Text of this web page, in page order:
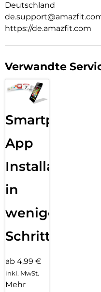
Deutschland
https://de.amazfit.com
Verwandte
Smartphone
App
Installation
in
wenigen
Schritten
ab 4,99 €
inkl. MwSt.
Mehr